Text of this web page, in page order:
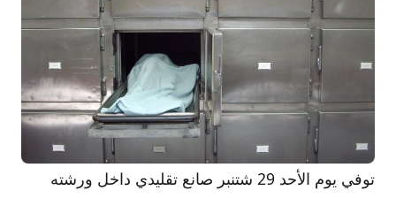
توفي يوم الأحد 29 شتنبر صانع تقليدي داخل ورشته